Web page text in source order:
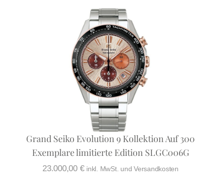
Grand Seiko Evolution 9 Kollektion Auf 300
Exemplare limitierte Edition SLGC006G
23.000,00 € inkl. MwSt. und Versandkosten